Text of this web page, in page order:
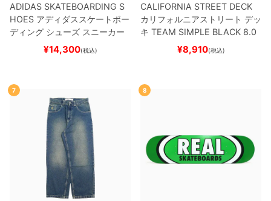
ADIDAS SKATEBOARDING S
HOES アディダススケートボー
ディング シューズ スニーカー
スーパースターSUPERSTAR A
BLACK/WHITE/WHITE
ー
¥14,300(税込)
CALIFORNIA STREET DECK
カリフォルニアストリート デッ
キ TEAM SIMPLE BLACK 8.0
ブランク（BBS / GENERATO
スケートボード スケボー
¥8,910(税込)
7 8